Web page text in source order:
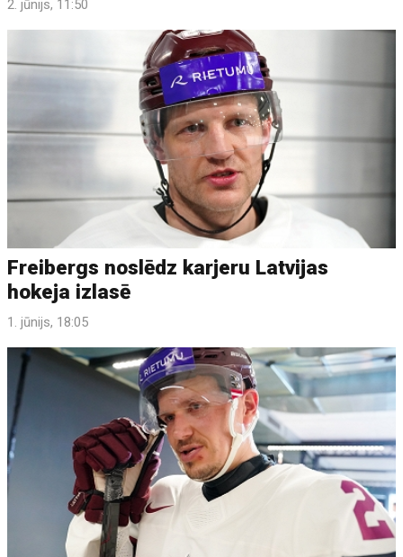
2. jūnijs, 11:50
Freibergs noslēdz karjeru Latvijas
hokeja izlasē
1. jūnijs, 18:05